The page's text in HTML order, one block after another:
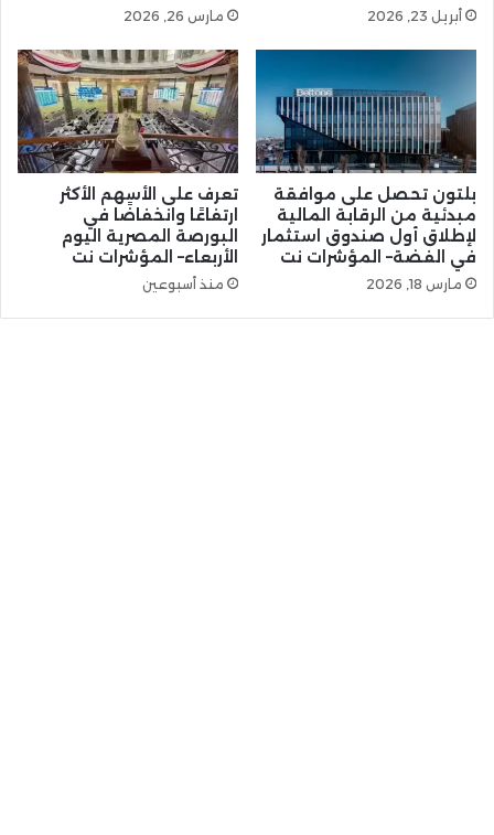
أبريل 23, 2026 مارس 26, 2026
بلتون تحصل على موافقة
مبدئية من الرقابة المالية
لإطلاق أول صندوق استثمار
في الفضة– المؤشرات نت
مارس 18, 2026
تعرف على الأسهم الأكثر
ارتفاعًا وانخفاضًا في
البورصة المصرية اليوم
الأربعاء– المؤشرات نت
منذ أسبوعين